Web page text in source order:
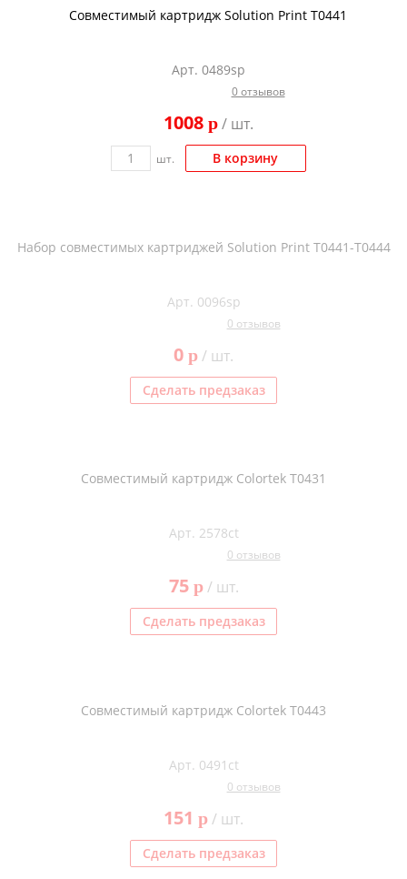
Совместимый картридж Solution Print T0441
Арт. 0489sp
0 отзывов
1008 p/ шт.
шт. В корзину
Набор совместимых картриджей Solution Print T0441-T0444
Арт. 0096sp
0 отзывов
0 p/ шт.
Сделать предзаказ
Совместимый картридж Colortek T0431
Арт. 2578ct
0 отзывов
75 p/ шт.
Сделать предзаказ
Совместимый картридж Colortek T0443
Арт. 0491ct
0 отзывов
151 p/ шт.
Сделать предзаказ